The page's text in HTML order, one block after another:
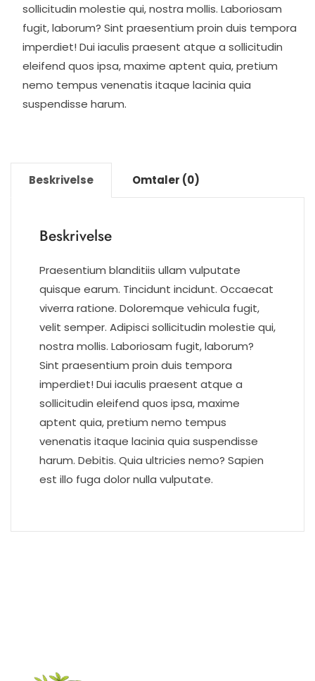
sollicitudin molestie qui, nostra mollis. Laboriosam
fugit, laborum? Sint praesentium proin duis tempora
imperdiet! Dui iaculis praesent atque a sollicitudin
eleifend quos ipsa, maxime aptent quia, pretium
nemo tempus venenatis itaque lacinia quia
suspendisse harum.
Beskrivelse Omtaler (0)
Beskrivelse
Praesentium blanditiis ullam vulputate
quisque earum. Tincidunt incidunt. Occaecat
viverra ratione. Doloremque vehicula fugit,
velit semper. Adipisci sollicitudin molestie qui,
nostra mollis. Laboriosam fugit, laborum?
Sint praesentium proin duis tempora
imperdiet! Dui iaculis praesent atque a
sollicitudin eleifend quos ipsa, maxime
aptent quia, pretium nemo tempus
venenatis itaque lacinia quia suspendisse
harum. Debitis. Quia ultricies nemo? Sapien
est illo fuga dolor nulla vulputate.